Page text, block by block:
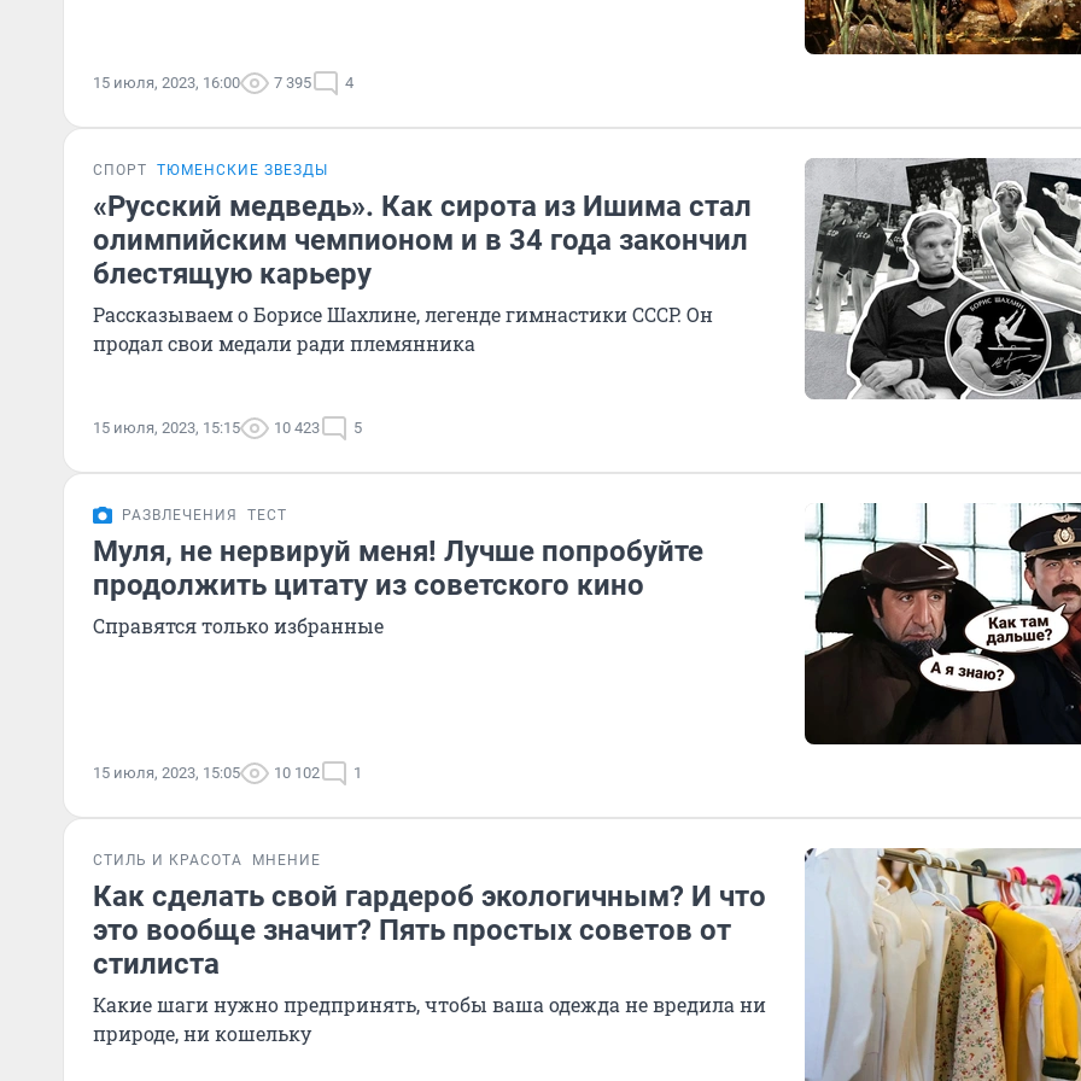
15 июля, 2023, 16:00 7 395 4
СПОРТ ТЮМЕНСКИЕ ЗВЕЗДЫ
«Русский медведь». Как сирота из Ишима стал
олимпийским чемпионом и в 34 года закончил
блестящую карьеру
Рассказываем о Борисе Шахлине, легенде гимнастики СССР. Он
продал свои медали ради племянника
15 июля, 2023, 15:15 10 423 5
РАЗВЛЕЧЕНИЯ ТЕСТ
Муля, не нервируй меня! Лучше попробуйте
продолжить цитату из советского кино
Справятся только избранные
15 июля, 2023, 15:05 10 102 1
СТИЛЬ И КРАСОТА МНЕНИЕ
Как сделать свой гардероб экологичным? И что
это вообще значит? Пять простых советов от
стилиста
Какие шаги нужно предпринять, чтобы ваша одежда не вредила ни
природе, ни кошельку